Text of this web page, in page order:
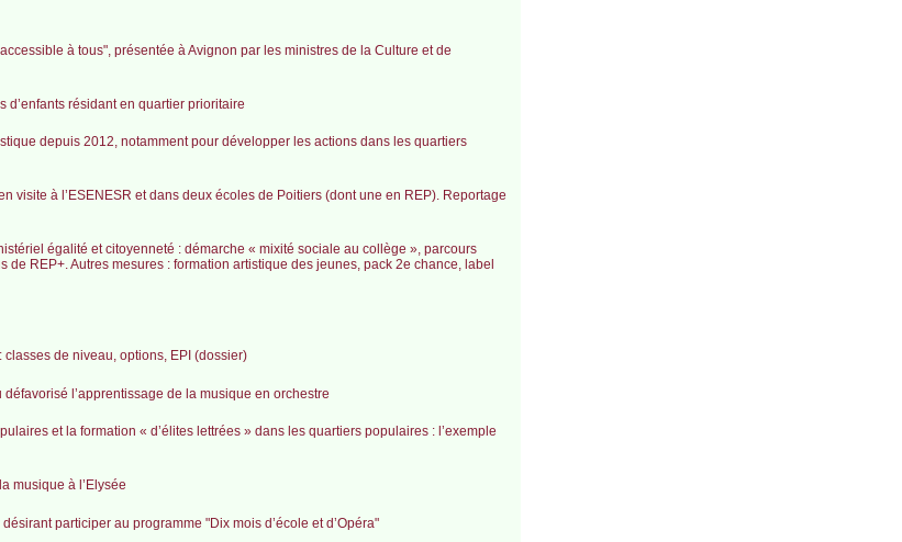
à tous", présentée à Avignon par les ministres de la Culture et de
d’enfants résidant en quartier prioritaire
depuis 2012, notamment pour développer les actions dans les quartiers
visite à l’ESENESR et dans deux écoles de Poitiers (dont une en REP). Reportage
égalité et citoyenneté : démarche « mixité sociale au collège », parcours
REP+. Autres mesures : formation artistique des jeunes, pack 2e chance, label
de niveau, options, EPI (dossier)
l’apprentissage de la musique en orchestre
et la formation « d’élites lettrées » dans les quartiers populaires : l’exemple
musique à l’Elysée
participer au programme "Dix mois d’école et d’Opéra"